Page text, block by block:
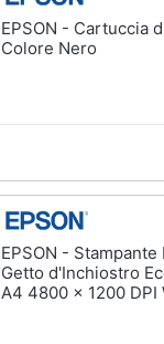
EPSON - Cartuccia
Colore Nero
EPSON -
Getto d'Inchiostro
A4 4800 x 1200 DPI